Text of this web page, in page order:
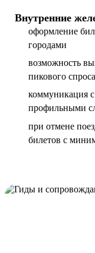
Внутренние
оформление
городами
возможность
пикового спроса
коммуникация
профильными
при отмене
билетов с